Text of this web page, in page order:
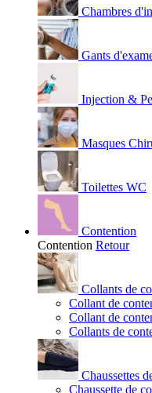
Chambres
Gants
Injection &
Masques
Toilettes WC
Contention
Contention Retour
Collants de
Collant de
Collant de
Collants de
Chaussettes
Chaussette de